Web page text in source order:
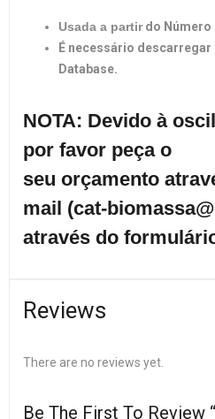
Usada a partirdo Número
É necessário descarregar
Database.
NOTA: Devido à
por favor peça o
seu orçamento
mail (cat-
através do
Reviews
There are no reviews yet.
Be The First To Review